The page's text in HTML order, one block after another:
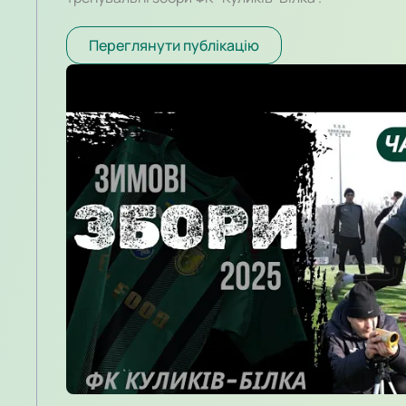
Переглянути публікацію